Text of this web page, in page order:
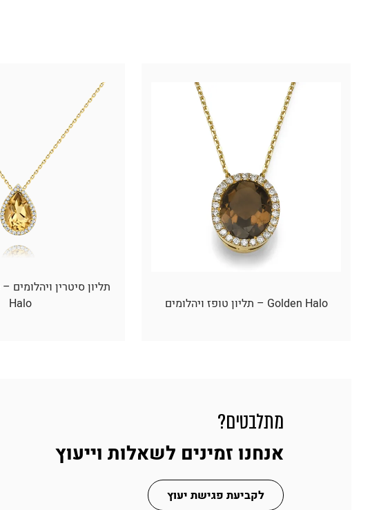
Golden Halo – תליון טופז ויהלומים
Halo
מתלבטים?
אנחנו זמינים לשאלות וייעוץ
לקביעת פגישת יעוץ